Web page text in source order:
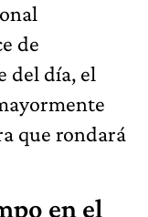
de
del día, el
que rondará
en el